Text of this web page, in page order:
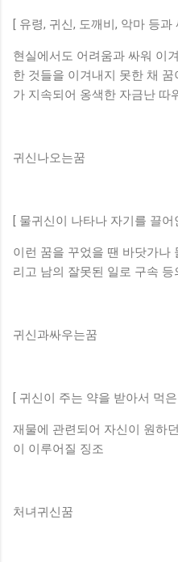
[ 유령, 귀신, 도깨비, 악마 등
현실에서도 어려움과 싸워 이
한 것들을 이겨내지 못한 채
가 지속되어 옹색한 자금난 따
귀신나오는꿈
[ 물귀신이 나타나 자기를 끌
이런 꿈을 꾸었을 땐 바닷가나
리고 남의 잘못된 일로 구속
귀신과싸우는꿈
[ 귀신이 주는 약을 받아서 먹
재물에 관련되어 자신이 원하
이 이루어질 징조
처녀귀신꿈